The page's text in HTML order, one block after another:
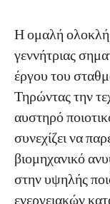
Η ομαλή
γεννήτριας
έργου του
Τηρώντας την
αυστηρό
συνεχίζει να
βιομηχανικό
στην υψηλής